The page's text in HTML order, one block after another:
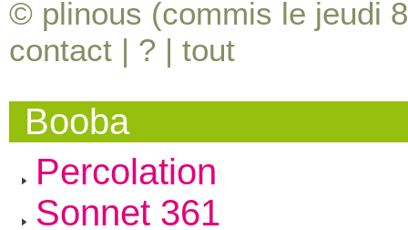
© plinous (commis le jeudi
contact | ? | tout
Booba
Percolation
Sonnet 361